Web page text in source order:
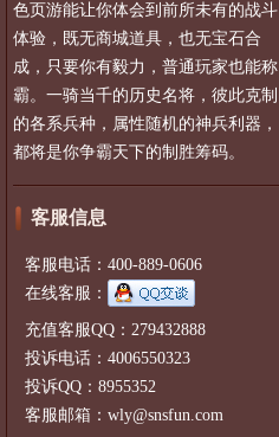
色页游能让你体会到前所未有的战斗
体验，既无商城道具，也无宝石合
成，只要你有毅力，普通玩家也能称
霸。一骑当千的历史名将，彼此克制
的各系兵种，属性随机的神兵利器，
都将是你争霸天下的制胜筹码。
客服信息
客服电话：400-889-0606
在线客服：
充值客服QQ：279432888
投诉电话：4006550323
投诉QQ：8955352
客服邮箱：wly@snsfun.com